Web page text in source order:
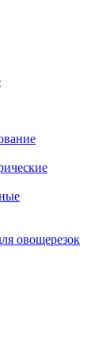
овощерезок